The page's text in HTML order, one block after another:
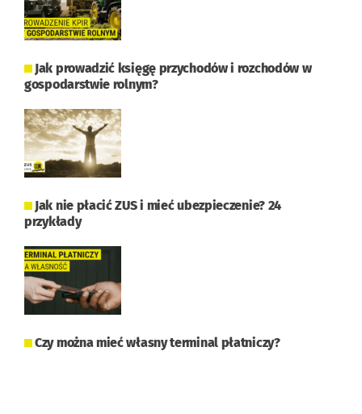
Jak prowadzić księgę przychodów i rozchodów w
gospodarstwie rolnym?
Jak nie płacić ZUS i mieć ubezpieczenie? 24
przykłady
Czy można mieć własny terminal płatniczy?